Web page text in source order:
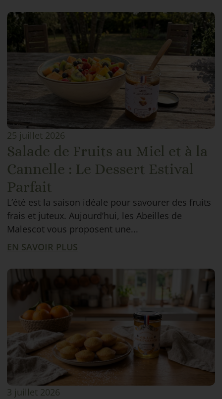
25 juillet 2026
Salade de Fruits au Miel et à la
Cannelle : Le Dessert Estival
Parfait
L’été est la saison idéale pour savourer des fruits
frais et juteux. Aujourd’hui, les Abeilles de
Malescot vous proposent une...
EN SAVOIR PLUS
3 juillet 2026